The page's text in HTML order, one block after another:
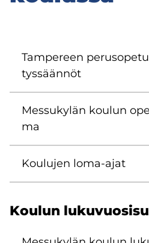
Tam­pe­reen
tys­sään­nöt
Mes­su­ky­län kou­lun
ma
Kou­lu­jen loma-​ajat
Kou­lun